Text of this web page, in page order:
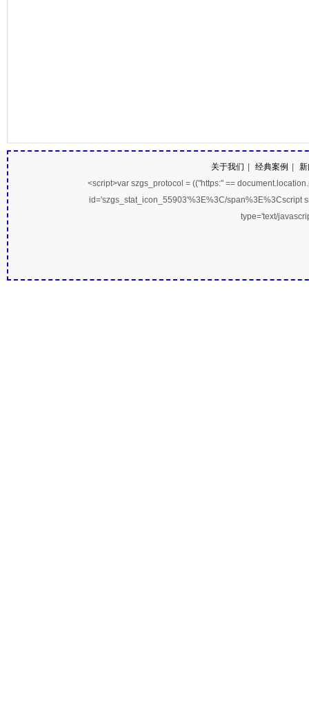
关于我们 经典案例
<script>var szgs_protocol = (("https:" ==
id='szgs_stat_icon_55903'%3E%3C/span%3E%3Cscript
type='text/